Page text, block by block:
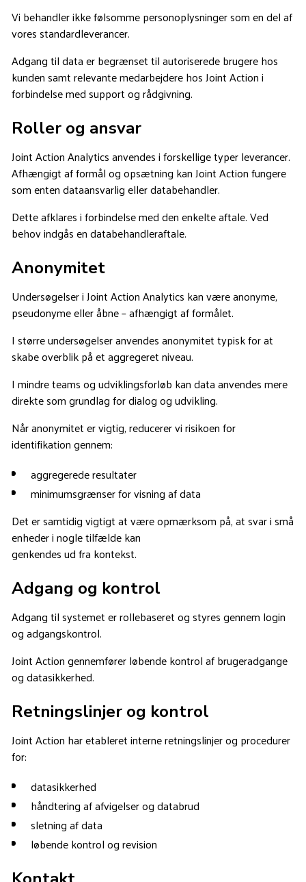
Vi behandler ikke følsomme personoplysninger som en del af
vores standardleverancer.
Adgang til data er begrænset til autoriserede brugere hos
kunden samt relevante medarbejdere hos Joint Action i
forbindelse med support og rådgivning.
Roller og ansvar
Joint Action Analytics anvendes i forskellige typer leverancer.
Afhængigt af formål og opsætning kan Joint Action fungere
som enten dataansvarlig eller databehandler.
Dette afklares i forbindelse med den enkelte aftale. Ved
behov indgås en databehandleraftale.
Anonymitet
Undersøgelser i Joint Action Analytics kan være anonyme,
pseudonyme eller åbne – afhængigt af formålet.
I større undersøgelser anvendes anonymitet typisk for at
skabe overblik på et aggregeret niveau.
I mindre teams og udviklingsforløb kan data anvendes mere
direkte som grundlag for dialog og udvikling.
Når anonymitet er vigtig, reducerer vi risikoen for
identifikation gennem:
aggregerede resultater
minimumsgrænser for visning af data
Det er samtidig vigtigt at være opmærksom på, at svar i små
enheder i nogle tilfælde kan
genkendes ud fra kontekst.
Adgang og kontrol
Adgang til systemet er rollebaseret og styres gennem login
og adgangskontrol.
Joint Action gennemfører løbende kontrol af brugeradgange
og datasikkerhed.
Retningslinjer og kontrol
Joint Action har etableret interne retningslinjer og procedurer
for:
datasikkerhed
håndtering af afvigelser og databrud
sletning af data
løbende kontrol og revision